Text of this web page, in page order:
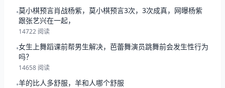
•莫小棋预言肖战杨紫，莫小棋预言3次，3次成真，网曝杨紫
跟张艺兴在一起，
14722 阅读
•女生上舞蹈课前帮男生解决，芭蕾舞演员跳舞前会发生性行为
吗？
14658 阅读
•羊的比人多舒服，羊和人哪个舒服